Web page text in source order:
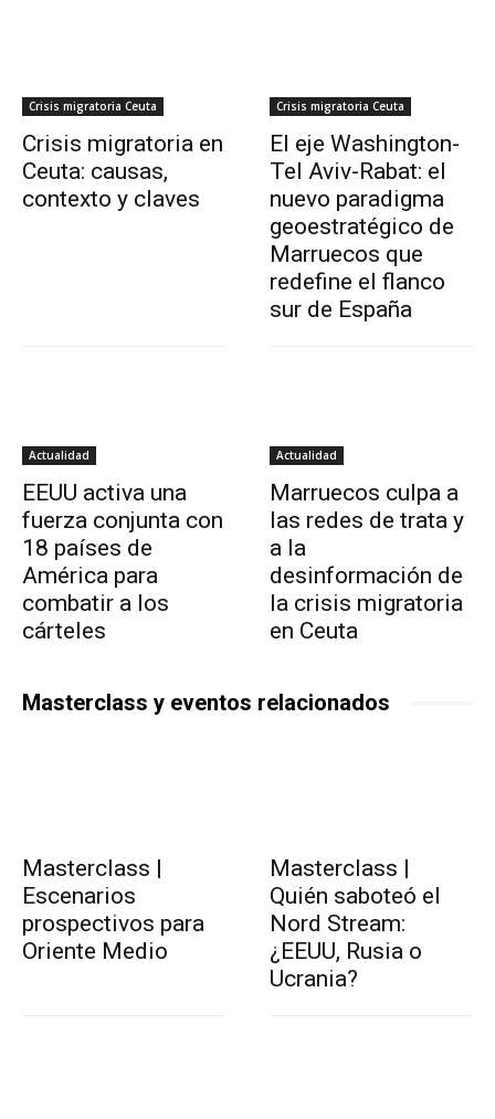
Crisis migratoria Ceuta
Crisis migratoria en
Ceuta: causas,
contexto y claves
Crisis migratoria Ceuta
El eje Washington-
Tel Aviv-Rabat: el
nuevo paradigma
geoestratégico de
Marruecos que
redefine el flanco
sur de España
Actualidad
EEUU activa una
fuerza conjunta con
18 países de
América para
combatir a los
cárteles
Actualidad
Marruecos culpa a
las redes de trata y
a la
desinformación de
la crisis migratoria
en Ceuta
Masterclass y eventos relacionados
Masterclass |
Escenarios
prospectivos para
Oriente Medio
Masterclass |
Quién saboteó el
Nord Stream:
¿EEUU, Rusia o
Ucrania?